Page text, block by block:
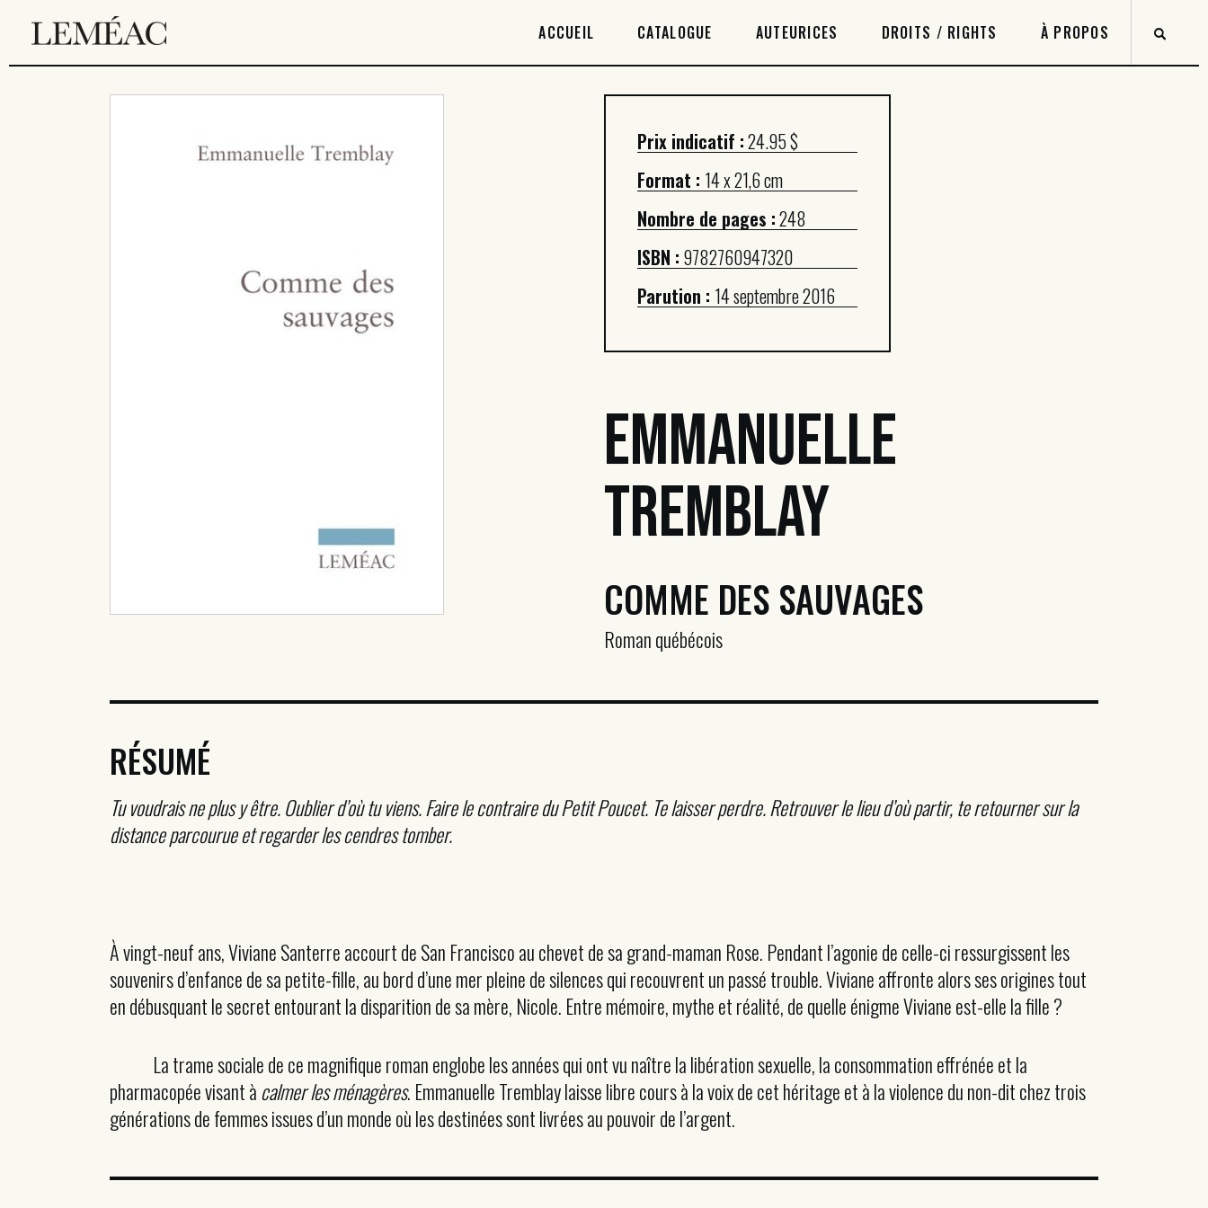
ACCUEIL CATALOGUE AUTEURICES DROITS / RIGHTS À PROPOS
CATALOGUE
Prix indicatif :24.95 $
Format : 14 x 21,6 cm
Nombre de pages :248
ISBN : 9782760947320
Parution : 14 septembre 2016
Emmanuelle
Tremblay
COMME DES SAUVAGES
Roman québécois
RÉSUMÉ
Tu voudrais ne plus y être. Oublier d’où tu viens. Faire le contraire du Petit Poucet. Te laisser perdre. Retrouver le lieu d’où partir, te retourner sur la
distance parcourue et regarder les cendres tomber.
À vingt-neuf ans, Viviane Santerre accourt de San Francisco au chevet de sa grand-maman Rose. Pendant l’agonie de celle-ci ressurgissent les
souvenirs d’enfance de sa petite-fille, au bord d’une mer pleine de silences qui recouvrent un passé trouble. Viviane affronte alors ses origines tout
en débusquant le secret entourant la disparition de sa mère, Nicole. Entre mémoire, mythe et réalité, de quelle énigme Viviane est-elle la fille ?
La trame sociale de ce magnifique roman englobe les années qui ont vu naître la libération sexuelle, la consommation effrénée et la
pharmacopée visant àcalmer les ménagères. Emmanuelle Tremblay laisse libre cours à la voix de cet héritage et à la violence du non-dit chez trois
générations de femmes issues d’un monde où les destinées sont livrées au pouvoir de l’argent.